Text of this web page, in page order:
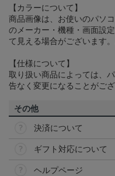
【カラーについて】
商品画像は、お使いのパソ
のメーカー・機種・画面設
て見える場合がございます
【仕様について】
取り扱い商品によっては、
告なく変更になることがござ
その他
決済について
ギフト対応について
ヘルプページ